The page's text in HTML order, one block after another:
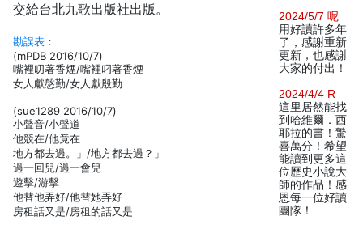
交給台北九歌出版社出版。
勘誤表 ：
(mPDB 2016/10/7)
嘴裡叨著香煙/嘴裡叼著香煙
女人獻慇勤/女人獻殷勤
(sue1289 2016/10/7)
小聲音/小聲道
他競在/他竟在
地方都去過。」/地方都去過？」
過一回兒/過一會兒
遊擊/游擊
他替他弄好/他替她弄好
房租話又是/房租的話又是
2024/5/7 呢
用好讀許多年
了，感謝重新
更新，也感謝
大家的付出！
2024/4/4 R
這里居然能找
到哈維爾．西
耶拉的書！驚
喜萬分！希望
能讀到更多這
位歷史小說大
師的作品！感
恩每一位好讀
團隊！